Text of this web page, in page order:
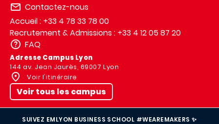
Contactez-nous
Accueil : +33 4 78 33 78 00
Recrutement & Admissions : +33 4 12 05 87 20
FAQ
Adresse Campus Lyon
144 av. Jean Jaurès, 69007 Lyon
Voir l'itinéraire
Voir tous les campus
SUIVEZ EMLYON BUSINESS SCHOOL #WEAREMAKERS ✨